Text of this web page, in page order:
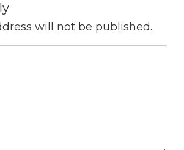
will not be published.